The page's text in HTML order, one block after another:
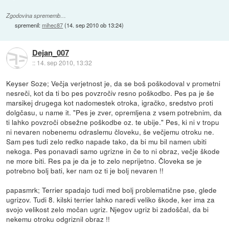
Zgodovina sprememb…
spremenil:mihec87(14. sep 2010 ob 13:24)
Dejan_007
:: 14. sep 2010, 13:32
Keyser Soze; Večja verjetnost je, da se boš poškodoval v prometni
nesreči, kot da ti bo pes povzročiv resno poškodbo. Pes pa je še
marsikej drugega kot nadomestek otroka, igračko, sredstvo proti
dolgčasu, u name it. "Pes je zver, opremljena z vsem potrebnim, da
ti lahko povzroči obsežne poškodbe oz. te ubije." Pes, ki ni v tropu
ni nevaren nobenemu odraslemu človeku, še večjemu otroku ne.
Sam pes tudi zelo redko napade tako, da bi mu bil namen ubiti
nekoga. Pes ponavadi samo ugrizne in če to ni obraz, večje škode
ne more biti. Res pa je da je to zelo neprijetno. Človeka se je
potrebno bolj bati, ker nam oz ti je bolj nevaren !!
papasmrk; Terrier spadajo tudi med bolj problematične pse, glede
ugrizov. Tudi 8. kilski terrier lahko naredi veliko škode, ker ima za
svojo velikost zelo močan ugriz. Njegov ugriz bi zadoščal, da bi
nekemu otroku odgriznil obraz !!